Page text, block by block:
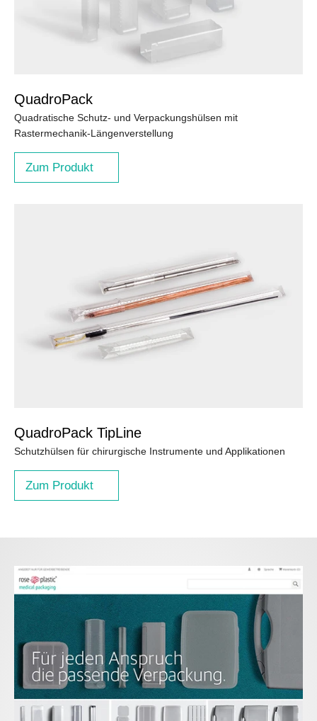
QuadroPack
Quadratische Schutz- und Verpackungshülsen mit
Rastermechanik-Längenverstellung
Zum Produkt
QuadroPack TipLine
Schutzhülsen für chirurgische Instrumente und Applikationen
Zum Produkt